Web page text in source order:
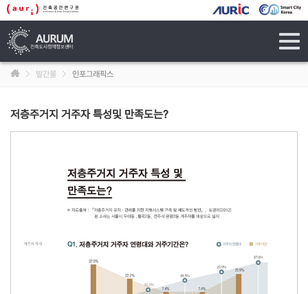
발간물 인포그래픽스
저층주거지 거주자 특성및 만족도는?